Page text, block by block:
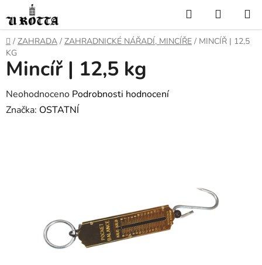
na
obsah
Hledat
KOŠÍK
DOMŮ
/ ZAHRADA / ZAHRADNICKÉ NÁŘADÍ, MINCÍŘE / MINCÍŘ | 12,5
KG
Mincíř | 12,5 kg
Průměrné
hodnocení
Neohodnoceno Podrobnosti hodnocení
Značka: OSTATNÍ